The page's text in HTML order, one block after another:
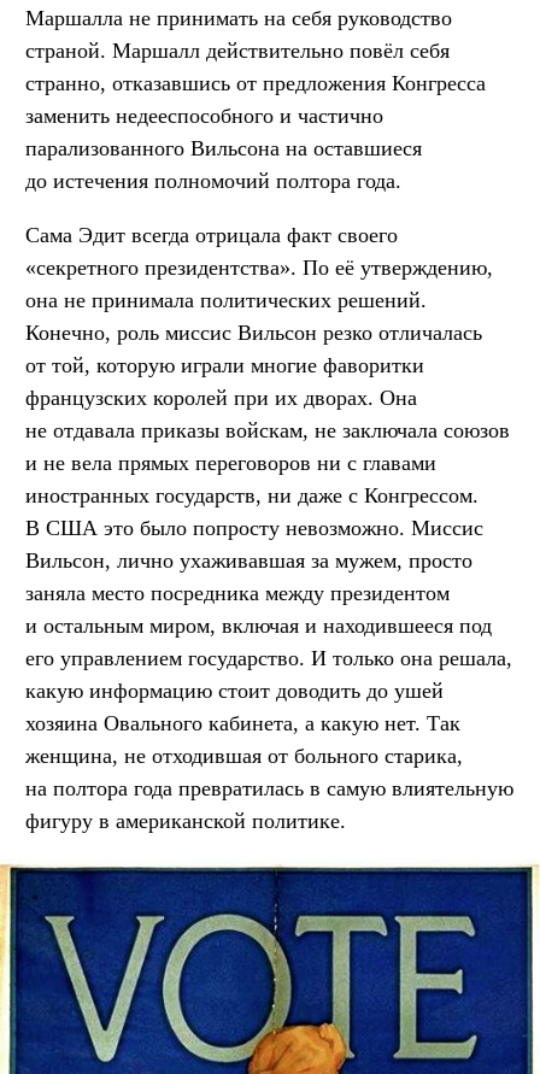
Маршалла не принимать на себя руководство
страной. Маршалл действительно повёл себя
странно, отказавшись от предложения Конгресса
заменить недееспособного и частично
парализованного Вильсона на оставшиеся
до истечения полномочий полтора года.
Сама Эдит всегда отрицала факт своего
«секретного президентства». По её утверждению,
она не принимала политических решений.
Конечно, роль миссис Вильсон резко отличалась
от той, которую играли многие фаворитки
французских королей при их дворах. Она
не отдавала приказы войскам, не заключала союзов
и не вела прямых переговоров ни с главами
иностранных государств, ни даже с Конгрессом.
В США это было попросту невозможно. Миссис
Вильсон, лично ухаживавшая за мужем, просто
заняла место посредника между президентом
и остальным миром, включая и находившееся под
его управлением государство. И только она решала,
какую информацию стоит доводить до ушей
хозяина Овального кабинета, а какую нет. Так
женщина, не отходившая от больного старика,
на полтора года превратилась в самую влиятельную
фигуру в американской политике.